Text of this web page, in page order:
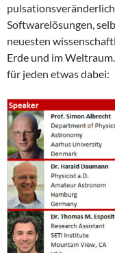
Softwarelösungen,
neuesten
Erde und im
für jeden etwas dabei: